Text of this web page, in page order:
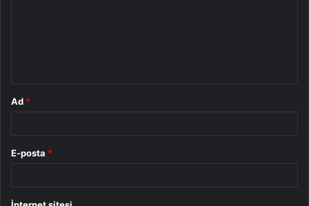
Ad *
E-posta *